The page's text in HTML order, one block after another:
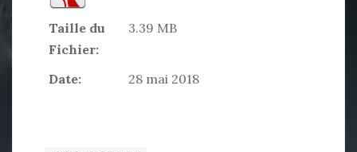
Taille du
Fichier:
3.39 MB
Date: 28 mai 2018